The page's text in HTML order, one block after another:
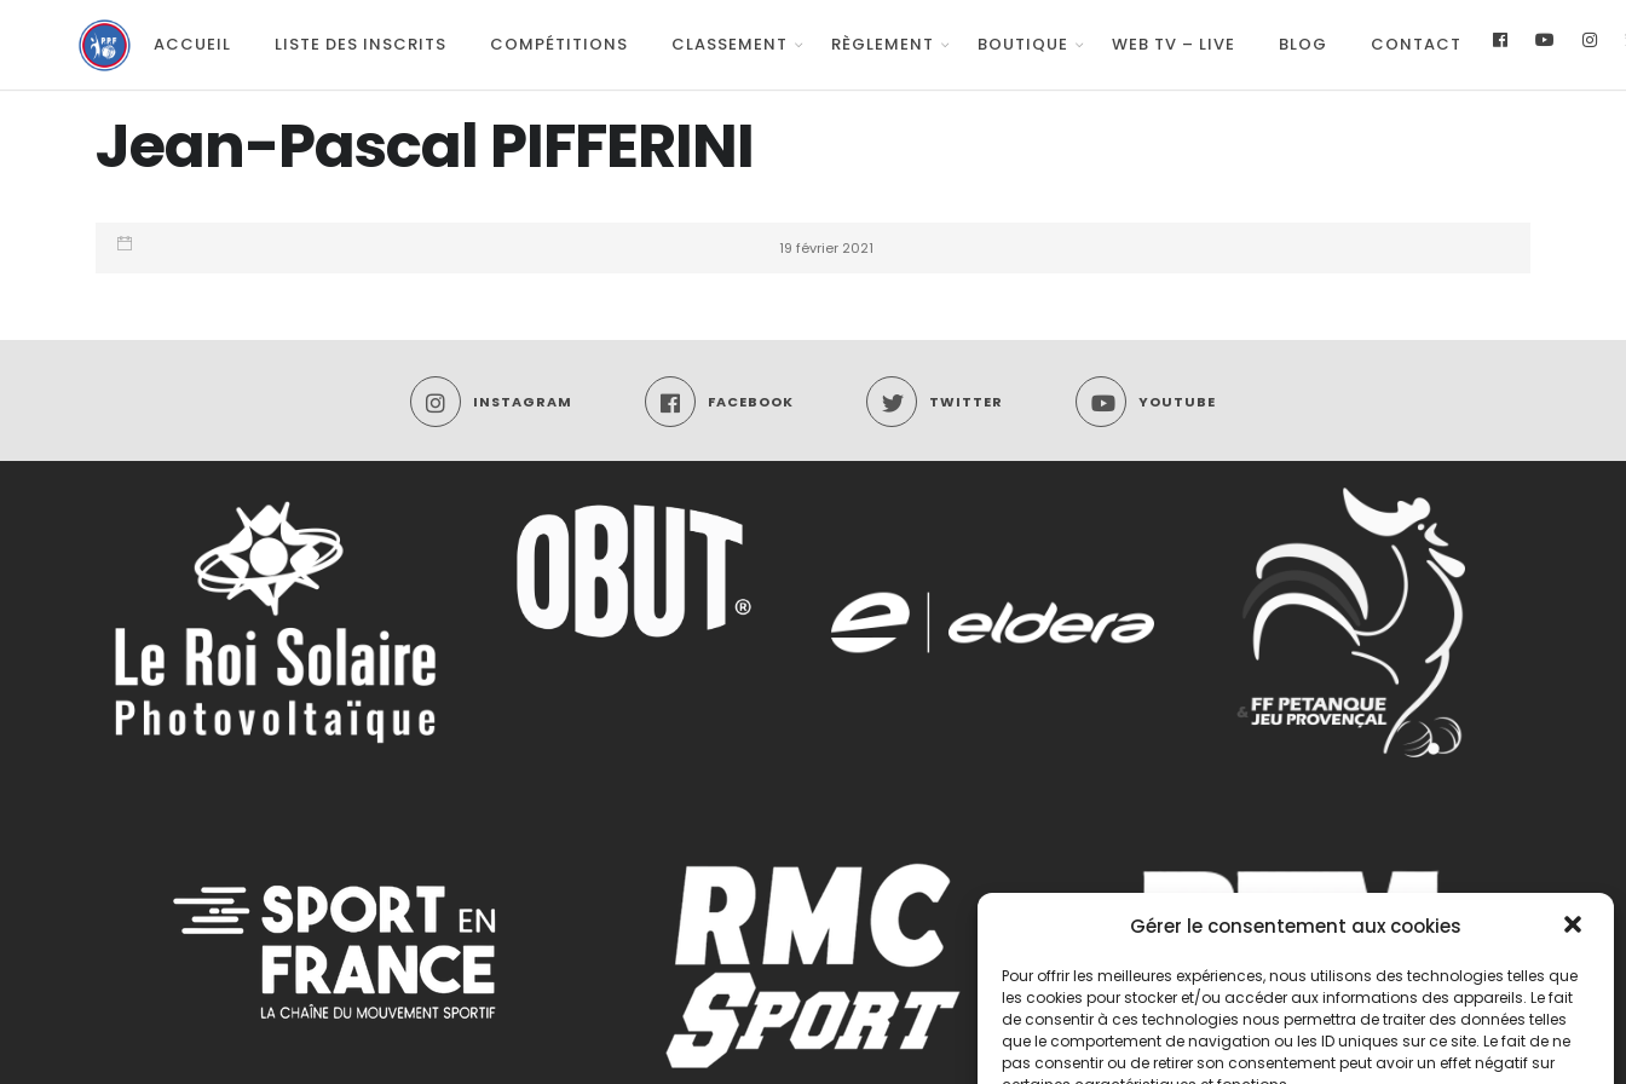
Gérer le consentement aux cookies
Pour offrir les meilleures expériences, nous utilisons des technologies telles que
les cookies pour stocker et/ou accéder aux informations des appareils. Le fait
de consentir à ces technologies nous permettra de traiter des données telles
que le comportement de navigation ou les ID uniques sur ce site. Le fait de ne
pas consentir ou de retirer son consentement peut avoir un effet négatif sur
ACCUEIL LISTE DES INSCRITS COMPÉTITIONS CLASSEMENT RÈGLEMENT BOUTIQUE WEB TV – LIVE BLOG CONTACT
Jean-Pascal PIFFERINI
19 février 2021
INSTAGRAM FACEBOOK TWITTER YOUTUBE